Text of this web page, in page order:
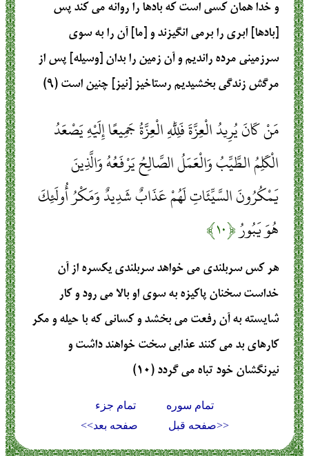
و خدا همان كسى است كه بادها را روانه مى ‏كند پس
[بادها] ابرى را برمى‏ انگيزند و [ما] آن را به سوى
سرزمينى مرده رانديم و آن زمين را بدان [وسيله] پس از
مرگش زندگى بخشيديم رستاخيز [نيز] چنين است (۹)
مَنْ كَانَ يُرِيدُ الْعِزَّةَ فَلِلَّهِ الْعِزَّةُ جَمِيعًا إِلَيْهِ يَصْعَدُ
الْكَلِمُ الطَّيِّبُ وَالْعَمَلُ الصَّالِحُ يَرْفَعُهُ وَالَّذِينَ
يَمْكُرُونَ السَّيِّئَاتِ لَهُمْ عَذَابٌ شَدِيدٌ وَمَكْرُ أُولَئِكَ
هُوَ يَبُورُ﴿۱۰﴾
هر كس سربلندى مى‏ خواهد سربلندى يكسره از آن
خداست‏ سخنان پاكيزه به سوى او بالا مى ‏رود و كار
شايسته به آن رفعت مى ‏بخشد و كسانى كه با حيله و مكر
كارهاى بد مى كنند عذابى سخت‏ خواهند داشت و
نيرنگشان خود تباه مى‏ گردد (۱۰)
تمام سوره
تمام جزء
<<صفحه قبل
صفحه بعد>>